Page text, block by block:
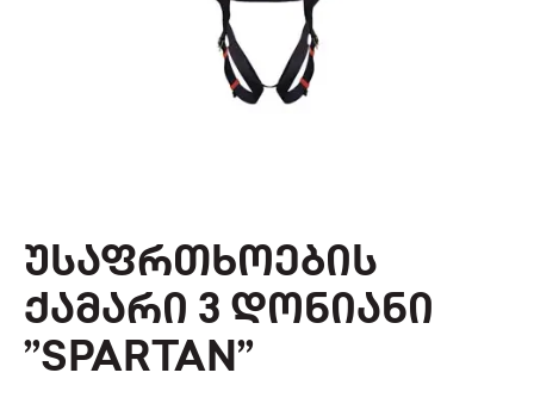
ᲣᲡᲐᲤᲠᲗᲮᲝᲔᲑᲘᲡ
ᲥᲐᲛᲐᲠᲘ 3 ᲓᲝᲜᲘᲐᲜᲘ
”SPARTAN”